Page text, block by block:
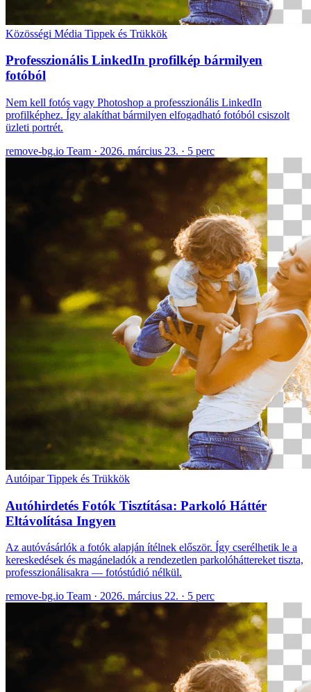
Közösségi Média Tippek és Trükkök
Professzionális LinkedIn profilkép bármilyen
fotóból
Nem kell fotós vagy Photoshop a professzionális LinkedIn
profilképhez. Így alakíthat bármilyen elfogadható fotóból csiszolt
üzleti portrét.
remove-bg.io Team · 2026. március 23. · 5 perc
AutóiparTippek és Trükkök
Autóhirdetés Fotók Tisztítása: Parkoló Háttér
Eltávolítása Ingyen
Az autóvásárlók a fotók alapján ítélnek először. Így cserélhetik le a
kereskedések és magáneladók a rendezetlen parkolóháttereket tiszta,
professzionálisakra — fotóstúdió nélkül.
remove-bg.io Team · 2026. március 22. · 5 perc